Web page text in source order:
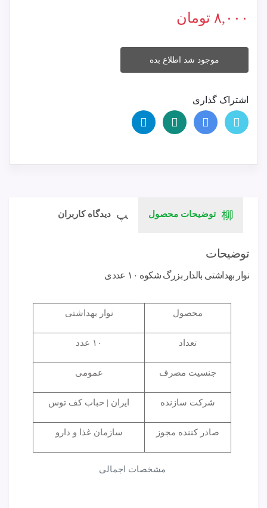
۸,۰۰۰ تومان
موجود شد اطلاع بده
اشتراک گذاری
توضیحات محصول دیدگاه کاربران
توضیحات
نوار بهداشتی بالدار بزرگ شکوه ۱۰ عددی
مشخصات اجمالی
محصول نوار بهداشتی
تعداد ۱۰ عدد
جنسیت مصرف عمومی
شرکت سازنده ایران | حباب کف توس
صادر کننده مجوز سازمان غذا و دارو